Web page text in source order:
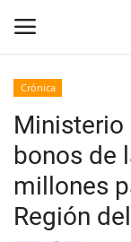
Inicio
Crónica
Policial
Crónica
Ministerio
bonos de
millones
Región